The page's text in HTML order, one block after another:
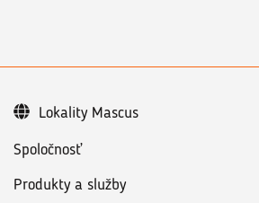
Spoločnosť
Produkty a služby
Lokality Mascus